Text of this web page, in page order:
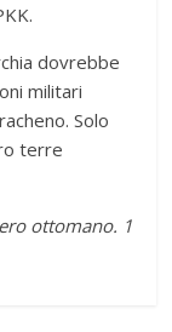
dovrebbe
militari
Solo
terre
ottomano. 1